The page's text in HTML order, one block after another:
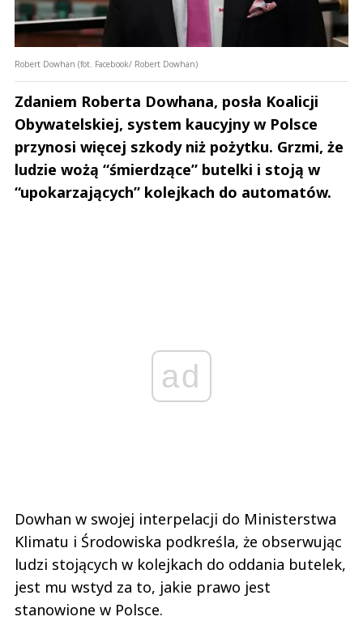
Robert Dowhan (fot. Facebook/ Robert Dowhan)
Zdaniem Roberta Dowhana, posła Koalicji
Obywatelskiej, system kaucyjny w Polsce
przynosi więcej szkody niż pożytku. Grzmi, że
ludzie wożą “śmierdzące” butelki i stoją w
“upokarzających” kolejkach do automatów.
ad
Dowhan w swojej interpelacji do Ministerstwa
Klimatu i Środowiska podkreśla, że obserwując
ludzi stojących w kolejkach do oddania butelek,
jest mu wstyd za to, jakie prawo jest
stanowione w Polsce.